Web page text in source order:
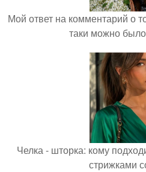
Мой ответ на комментарий о
таки можно
Челка - шторка: кому
стрижками